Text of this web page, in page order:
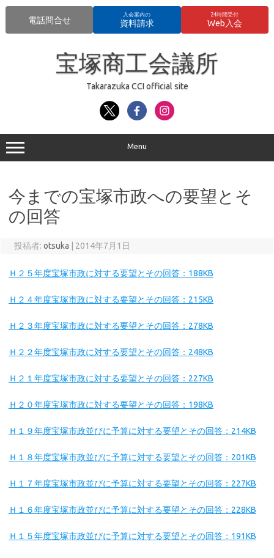
電話問合せ
入会案内の
資料請求
24時間受付
Web入会
宝塚商工会議所
Takarazuka CCI official site
Menu
今までの宝塚市政への要望とそ
の回答
投稿者: otsuka 2014年7月1日
Ｈ２５年度宝塚市政に対する要望とその回答：188KB
Ｈ２４年度宝塚市政に対する要望とその回答：215KB
Ｈ２３年度宝塚市政に対する要望とその回答：278KB
Ｈ２２年度宝塚市政に対する要望とその回答：248KB
Ｈ２１年度宝塚市政に対する要望とその回答：227KB
Ｈ２０年度宝塚市政に対する要望とその回答：198KB
Ｈ１９年度宝塚市政並びに予算に対する要望とその回答：214KB
Ｈ１８年度宝塚市政並びに予算に対する要望とその回答：201KB
Ｈ１７年度宝塚市政並びに予算に対する要望とその回答：227KB
Ｈ１６年度宝塚市政並びに予算に対する要望とその回答：228KB
Ｈ１５年度宝塚市政並びに予算に対する要望とその回答：191KB